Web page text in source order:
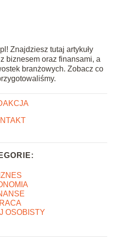
Znajdziesz tutaj artykuły
biznesem oraz finansami, a
branżowych. Zobacz co
OSOBISTY